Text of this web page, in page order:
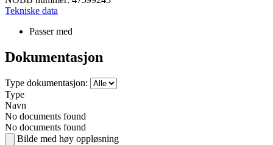
Tekniske data
Passer med
Dokumentasjon
Type dokumentasjon:
Type
Navn
No documents found
No documents found
Bilde med høy oppløsning